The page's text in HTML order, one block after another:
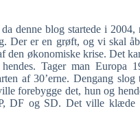
denne blog startede i
Der er en grøft, og vi skal
den økonomiske krise. Det
Tager man Europa
af 30’erne. Dengang
forebygge det, hun og
DF og SD. Det ville klæde